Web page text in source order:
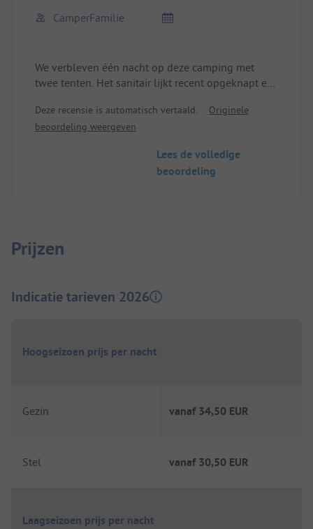
CamperFamilie
We verbleven één nacht op deze camping met
twee tenten. Het sanitair lijkt recent opgeknapt en
mannen en vrouwen leek me wat weinig, maar we
hebben eigenlijk nooit hoeven wachten, ook al
gezinnen en (onopvallende) jeugdgroepen. De
nachtrust werd zoveel mogelijk gerespecteerd. De
Deze recensie is automatisch vertaald.
Originele
beoordeling weergeven
Lees de volledige
beoordeling
Prijzen
Indicatie tarieven 2026
Hoogseizoen prijs per nacht
Gezin vanaf 34,50 EUR
Stel vanaf 30,50 EUR
Laagseizoen prijs per nacht